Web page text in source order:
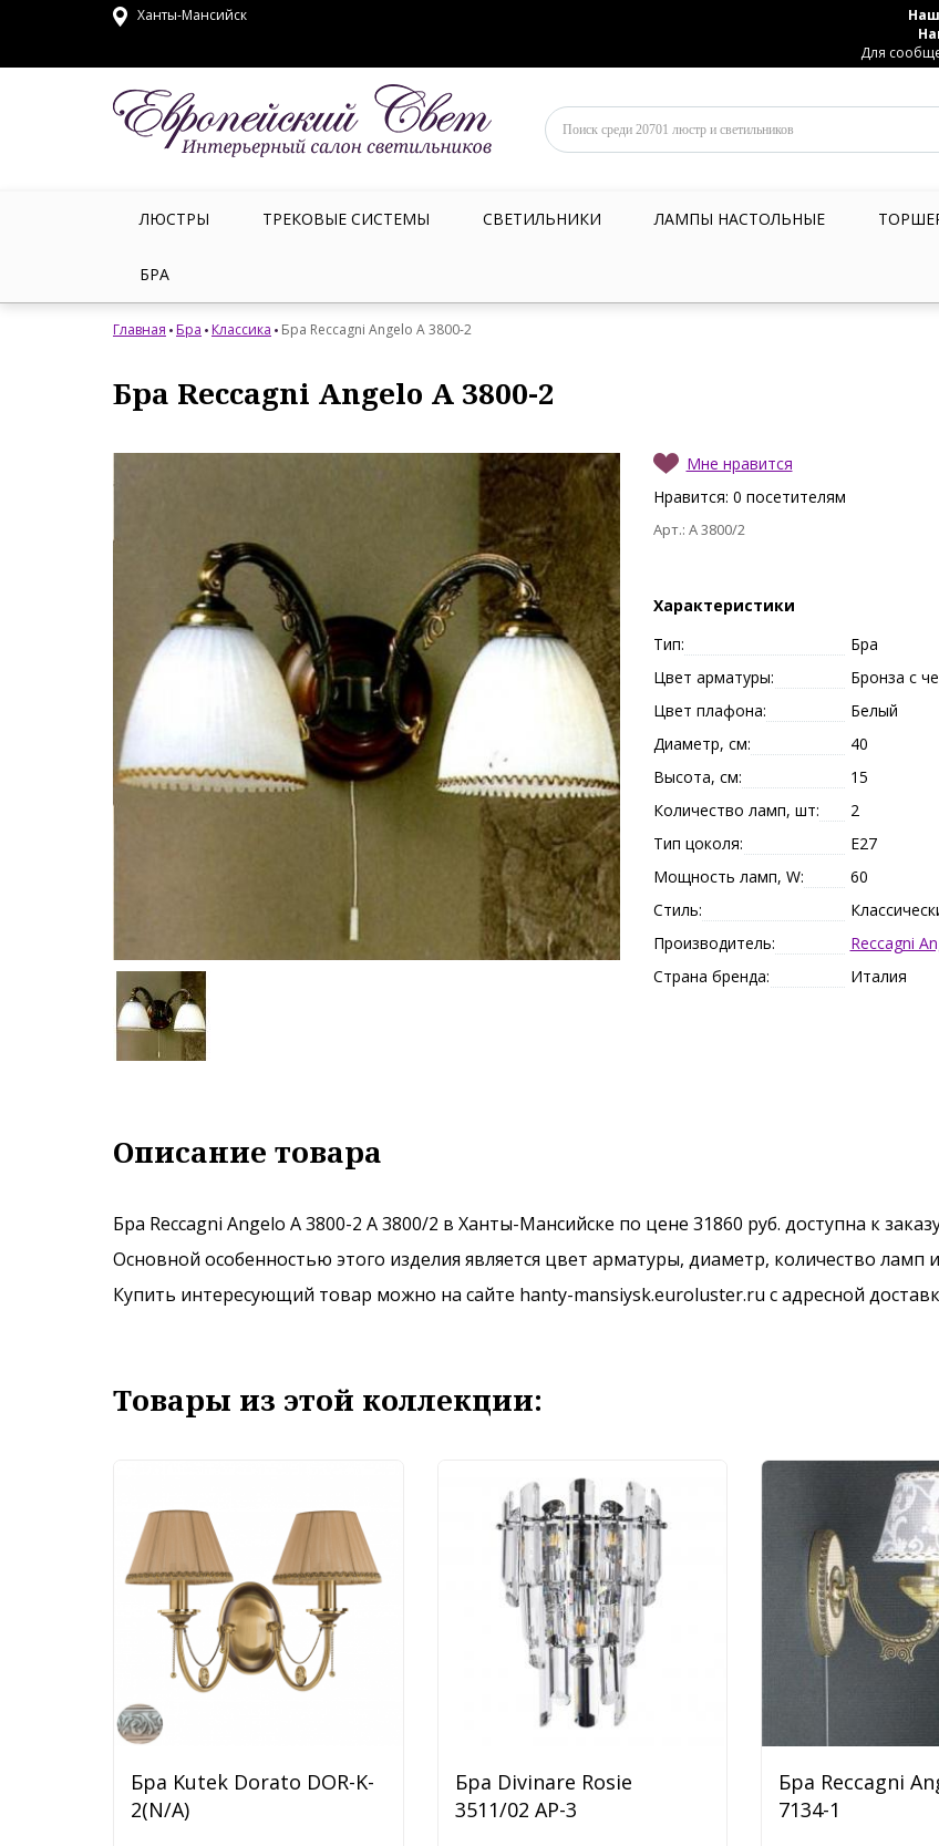
Ханты-Мансийск Наш
Для
ЛЮСТРЫ ТРЕКОВЫЕ СИСТЕМЫ СВЕТИЛЬНИКИ ЛАМПЫ НАСТОЛЬНЫЕ
БРА
Главная Бра Классика Бра Reccagni Angelo A 3800-2
Бра Reccagni Angelo A 3800-2
Мне нравится
Нравится: 0 посетителям
Арт.: A 3800/2
Характеристики
Тип:
Бра
Цвет арматуры:
Бронза с
Цвет плафона:
Белый
Диаметр, см:
40
Высота, см:
15
Количество ламп, шт:
2
Тип цоколя:
E27
Мощность ламп, W:
60
Стиль:
Производитель:
Reccagni
Страна бренда:
Италия
Описание товара
Бра Reccagni Angelo A 3800-2 A 3800/2 в Ханты-Мансийске по цене 31860 руб. доступна к
Основной особенностью этого изделия является цвет арматуры, диаметр, количество ламп
Купить интересующий товар можно на сайте hanty-mansiysk.euroluster.ru с адресной
Товары из этой коллекции:
Бра Kutek Dorato DOR-K-
2(N/A)
Бра Divinare Rosie
3511/02 AP-3
Бра Reccagni
7134-1